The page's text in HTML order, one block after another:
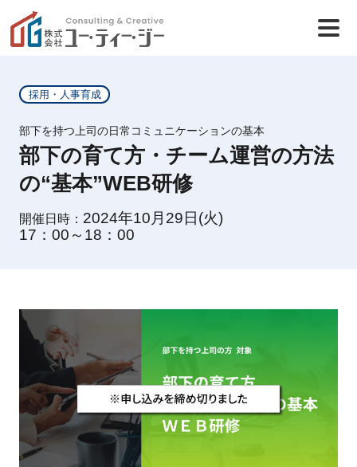
採用・人事育成
部下を持つ上司の日常コミュニケーションの基本
部下の育て方・チーム運営の方法
の“基本”WEB研修
開催日時： 2024年10月29日(火)
17：00～18：00